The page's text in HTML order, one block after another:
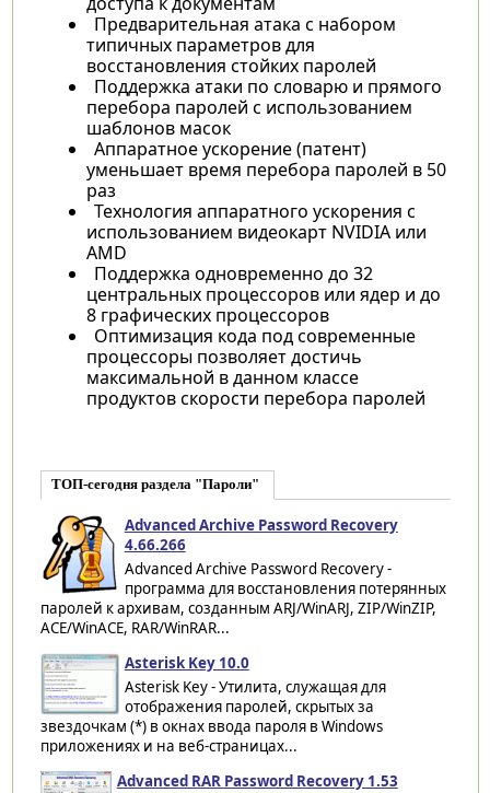
Предварительная атака с набором
типичных параметров для
восстановления стойких паролей
Поддержка атаки по словарю и прямого
перебора паролей с использованием
шаблонов масок
Аппаратное ускорение (патент)
уменьшает время перебора паролей в 50
раз
Технология аппаратного ускорения с
использованием видеокарт NVIDIA или
AMD
Поддержка одновременно до 32
центральных процессоров или ядер и до
8 графических процессоров
Оптимизация кода под современные
процессоры позволяет достичь
максимальной в данном классе
продуктов скорости перебора паролей
ТОП-сегодня раздела "Пароли"
Advanced Archive Password Recovery
4.66.266
Advanced Archive Password Recovery -
программа для восстановления потерянных
паролей к архивам, созданным ARJ/WinARJ, ZIP/WinZIP,
ACE/WinACE, RAR/WinRAR...
Asterisk Key 10.0
Asterisk Key - Утилита, служащая для
отображения паролей, скрытых за
звездочкам (*) в окнах ввода пароля в Windows
приложениях и на веб-страницах...
Advanced RAR Password Recovery 1.53